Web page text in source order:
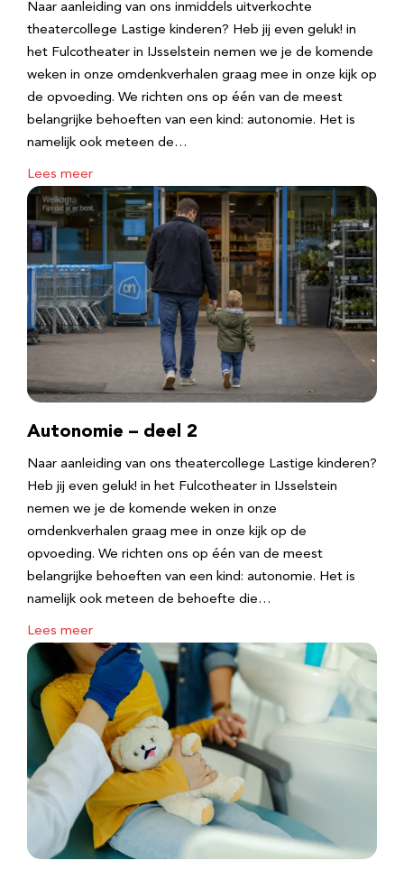
Naar aanleiding van ons inmiddels uitverkochte
theatercollege Lastige kinderen? Heb jij even geluk! in
het Fulcotheater in IJsselstein nemen we je de komende
weken in onze omdenkverhalen graag mee in onze kijk op
de opvoeding. We richten ons op één van de meest
belangrijke behoeften van een kind: autonomie. Het is
namelijk ook meteen de…
Lees meer
Autonomie – deel 2
Naar aanleiding van ons theatercollege Lastige kinderen?
Heb jij even geluk! in het Fulcotheater in IJsselstein
nemen we je de komende weken in onze
omdenkverhalen graag mee in onze kijk op de
opvoeding. We richten ons op één van de meest
belangrijke behoeften van een kind: autonomie. Het is
namelijk ook meteen de behoefte die…
Lees meer